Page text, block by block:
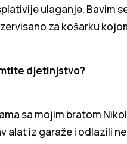
ulaganje. Bavim
za košarku
djetinjstvo?
sa mojim bratom
alat iz garaže i odlazili